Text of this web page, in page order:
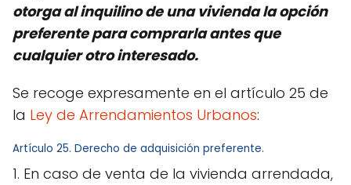
otorga al inquilino de una vivienda la opción
preferente para comprarla antes que
cualquier otro interesado.
Se recoge expresamente en el artículo 25 de
la Ley de Arrendamientos Urbanos:
Artículo 25. Derecho de adquisición preferente.
1. En caso de venta de la vivienda arrendada,